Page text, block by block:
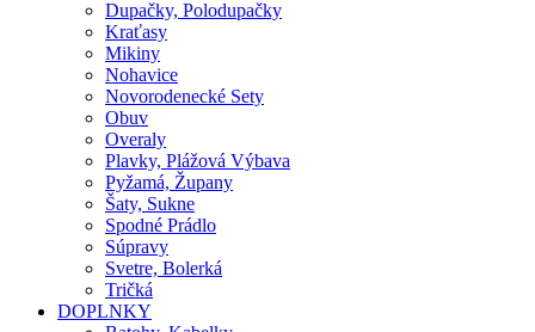
Dupačky, Polodupačky
Kraťasy
Mikiny
Nohavice
Novorodenecké Sety
Obuv
Overaly
Plavky, Plážová Výbava
Pyžamá, Župany
Šaty, Sukne
Spodné Prádlo
Súpravy
Svetre, Bolerká
Tričká
DOPLNKY